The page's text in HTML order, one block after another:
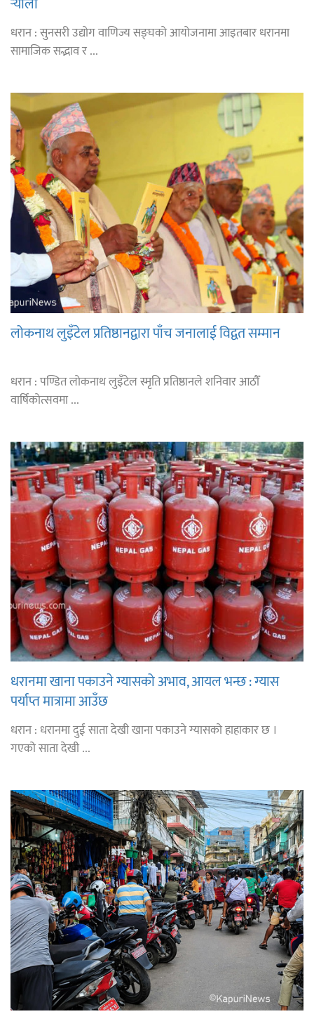
धरान : सुनसरी उद्योग वाणिज्य सङ्घको आयोजनामा आइतबार धरानमा
सामाजिक सद्भाव र ...
लोकनाथ लुइँटेल प्रतिष्ठानद्वारा पाँच जनालाई विद्वत सम्मान
धरान : पण्डित लोकनाथ लुइँटेल स्मृति प्रतिष्ठानले शनिवार आठौँ
वार्षिकोत्सवमा ...
धरानमा खाना पकाउने ग्यासको अभाव, आयल भन्छ : ग्यास
पर्याप्त मात्रामा आउँछ
धरान : धरानमा दुई साता देखी खाना पकाउने ग्यासको हाहाकार छ ।
गएको साता देखी ...